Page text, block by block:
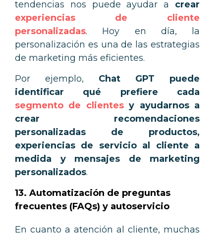
tendencias nos puede ayudar a crear
experiencias de cliente
personalizadas. Hoy en día, la
personalización es una de las estrategias
de marketing más eficientes.
Por ejemplo, Chat GPT puede
identificar qué prefiere cada
segmento de clientesy ayudarnos a
crear recomendaciones
personalizadas de productos,
experiencias de servicio al cliente a
medida y mensajes de marketing
personalizados.
13. Automatización de preguntas
frecuentes (FAQs) y autoservicio
En cuanto a atención al cliente, muchas